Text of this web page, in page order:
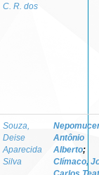
C. R. dos
Souza,
Deise
Aparecida
Silva
Antônio
Alberto;
Clímaco,